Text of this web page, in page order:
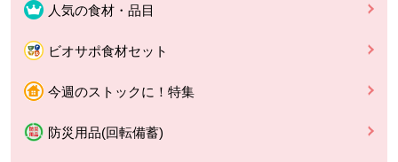
人気の食材・品目
ビオサポ食材セット
今週のストックに！特集
防災用品(回転備蓄)